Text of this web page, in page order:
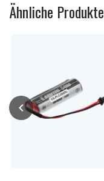
Ähnliche Produkte